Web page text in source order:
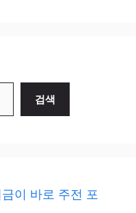
검색
이 바로 주전 포